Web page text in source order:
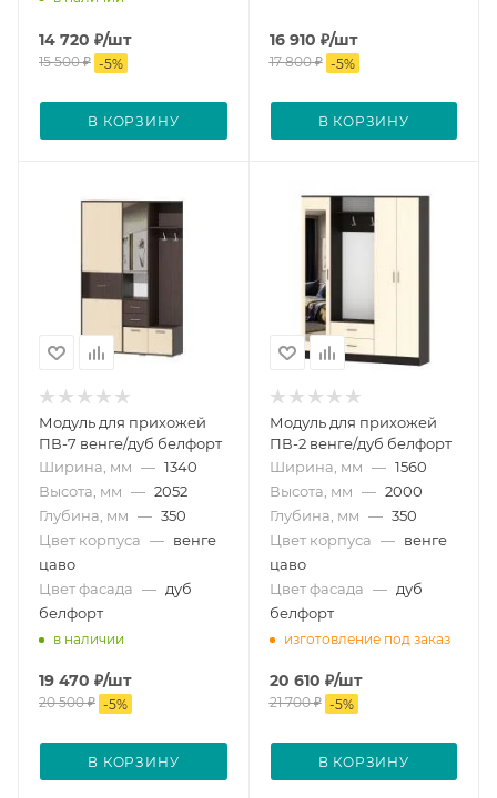
14 720 ₽/шт
15 500₽ -5%
В КОРЗИНУ
16 910 ₽/шт
17 800₽ -5%
В КОРЗИНУ
Модуль для прихожей
ПВ-7 венге/дуб белфорт
Ширина, мм — 1340
Высота, мм — 2052
Глубина, мм — 350
Цвет корпуса — венге
цаво
Цвет фасада — дуб
белфорт
в наличии
19 470 ₽/шт
20 500₽ -5%
В КОРЗИНУ
Модуль для прихожей
ПВ-2 венге/дуб белфорт
Ширина, мм — 1560
Высота, мм — 2000
Глубина, мм — 350
Цвет корпуса — венге
цаво
Цвет фасада — дуб
белфорт
изготовление под заказ
20 610 ₽/шт
21 700₽ -5%
В КОРЗИНУ